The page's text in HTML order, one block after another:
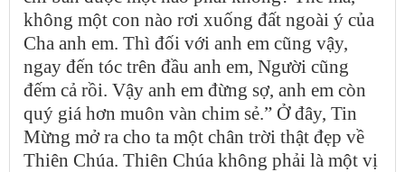
không một con nào rơi xuống đất ngoài ý của
Cha anh em. Thì đối với anh em cũng vậy,
ngay đến tóc trên đầu anh em, Người cũng
đếm cả rồi. Vậy anh em đừng sợ, anh em còn
quý giá hơn muôn vàn chim sẻ.” Ở đây, Tin
Mừng mở ra cho ta một chân trời thật đẹp về
Thiên Chúa. Thiên Chúa không phải là một vị